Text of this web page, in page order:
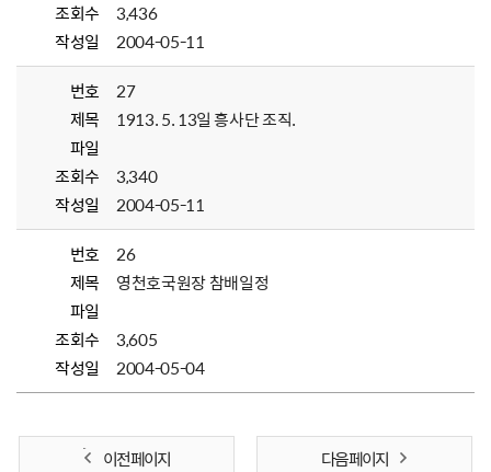
조회수
3,436
작성일
2004-05-11
번호
27
제목
1913. 5. 13일 흥사단 조직.
파일
조회수
3,340
작성일
2004-05-11
번호
26
제목
영천호국원장 참배일정
파일
조회수
3,605
작성일
2004-05-04
이전 페이지 다음 페이지